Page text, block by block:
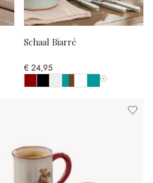
kleuren
Schaal Biarré
€ 24,95
Toon alle